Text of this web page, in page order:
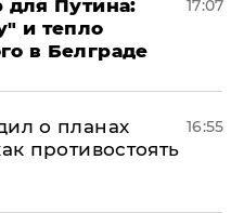
для Путина:
и тепло
в Белграде
17:07
о планах
противостоять
16:55